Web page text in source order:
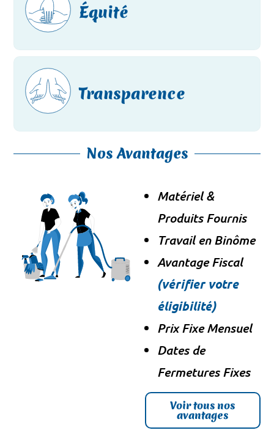
Équité
Transparence
Nos Avantages
Matériel &
Produits Fournis
Travail en Binôme
Avantage Fiscal
(vérifier votre
éligibilité)
Prix Fixe Mensuel
Dates de
Fermetures Fixes
Voir tous nos
avantages